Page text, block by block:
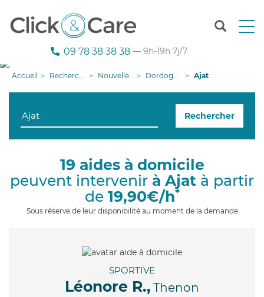
T
n
g
i
09 78 38 38 38 — 9h-19h 7j/7
Accueil Recherche aide à domicile Nouvelle-Aquitaine Dordogne Ajat
Rechercher
19 aides à domicile
peuvent intervenir à Ajat à partir
de 19,90€/h*
Sous réserve de leur disponibilité au moment de la demande
SPORTIVE
Léonore R., Thenon